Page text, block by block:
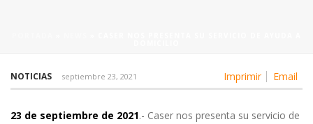
Imprimir Email
NOTICIAS septiembre 23, 2021
23 de septiembre de 2021.- Caser nos presenta su servicio de